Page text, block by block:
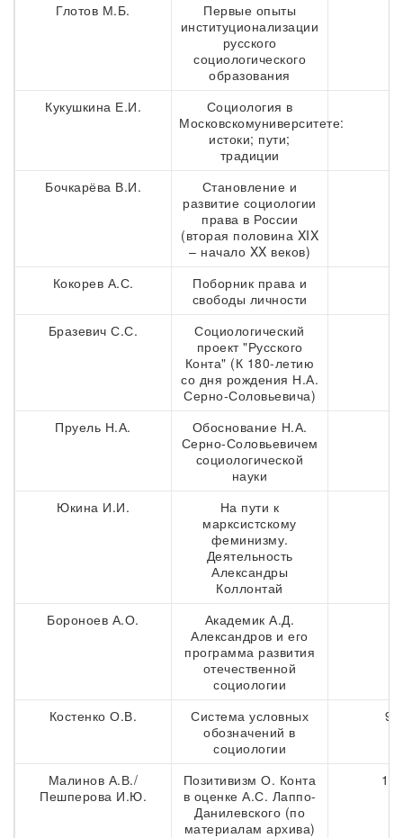
Глотов М.Б.
Первые опыты
институционализации
русского
социологического
образования
Кукушкина Е.И.
Социология в
Московскомуниверситете:
истоки; пути;
традиции
Бочкарёва В.И.
Становление и
развитие социологии
права в России
(вторая половина XIX
– начало XX веков)
Кокорев А.С.
Поборник права и
свободы личности
Бразевич С.С.
Социологический
проект "Русского
Конта" (К 180-летию
со дня рождения Н.А.
Серно-Соловьевича)
Пруель Н.А.
Обоснование Н.А.
Серно-Соловьевичем
социологической
науки
Юкина И.И.
На пути к
марксистскому
феминизму.
Деятельность
Александры
Коллонтай
Бороноев А.О.
Академик А.Д.
Александров и его
программа развития
отечественной
социологии
Костенко О.В.
Система условных
обозначений в
социологии
Малинов А.В./
Пешперова И.Ю.
Позитивизм О. Конта
в оценке А.С. Лаппо-
Данилевского (по
материалам архива)